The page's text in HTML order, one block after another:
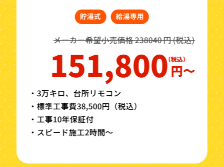
貯湯式 給湯専用
メーカー希望小売価格 238040 円 (税込)
151,800円〜
・3万キロ、台所リモコン
・標準工事費38,500円（税込）
・工事10年保証付
・スピード施工2時間～